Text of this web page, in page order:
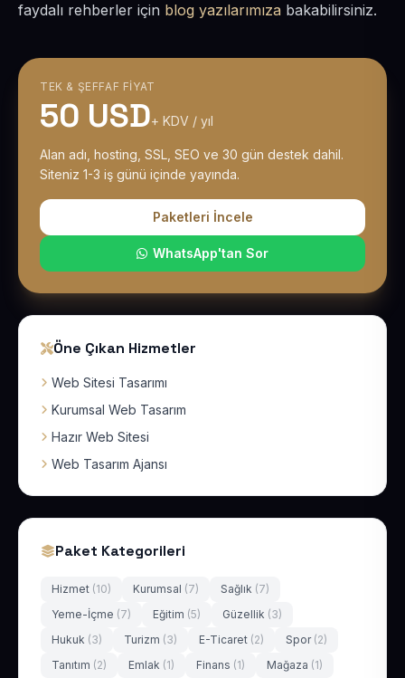
faydalı rehberler için blog yazılarımıza bakabilirsiniz.
TEK & ŞEFFAF FIYAT
50 USD+ KDV / yıl
Alan adı, hosting, SSL, SEO ve 30 gün destek dahil.
Siteniz 1-3 iş günü içinde yayında.
Paketleri İncele
WhatsApp'tan Sor
Öne Çıkan Hizmetler
Web Sitesi Tasarımı
Kurumsal Web Tasarım
Hazır Web Sitesi
Web Tasarım Ajansı
Paket Kategorileri
Hizmet (10) Kurumsal (7) Sağlık (7)
Yeme-İçme (7) Eğitim (5) Güzellik (3)
Hukuk (3) Turizm (3) E-Ticaret (2) Spor (2)
Tanıtım (2) Emlak (1) Finans (1) Mağaza (1)